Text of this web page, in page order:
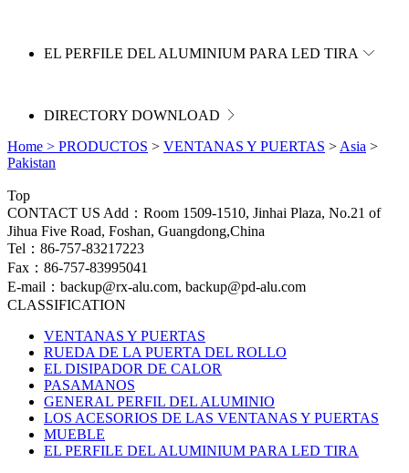
EL PERFILE DEL ALUMINIUM PARA LED TIRA
DIRECTORY DOWNLOAD
Home > PRODUCTOS > VENTANAS Y PUERTAS > Asia >
Pakistan
Top
CONTACT US Add：Room 1509-1510, Jinhai Plaza, No.21 of
Jihua Five Road, Foshan, Guangdong,China
Tel：86-757-83217223
Fax：86-757-83995041
E-mail：backup@rx-alu.com, backup@pd-alu.com
CLASSIFICATION
VENTANAS Y PUERTAS
RUEDA DE LA PUERTA DEL ROLLO
EL DISIPADOR DE CALOR
PASAMANOS
GENERAL PERFIL DEL ALUMINIO
LOS ACESORIOS DE LAS VENTANAS Y PUERTAS
MUEBLE
EL PERFILE DEL ALUMINIUM PARA LED TIRA